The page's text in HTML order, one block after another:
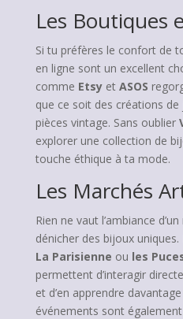
Les Boutiques
Si tu préfères le confort de
en ligne sont un excellent
comme Etsyet ASOS
que ce soit des créations
pièces vintage. Sans oublier
explorer une collection de
touche éthique à ta mode.
Les Marchés
Rien ne vaut l’ambiance
dénicher des bijoux
La Parisienne ou les
permettent d’interagir
et d’en apprendre
événements sont